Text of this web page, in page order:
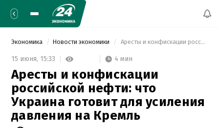
Экономика Новости экономики Аресты и конфискации российской нефти: что Украина готовит для усиления давления на Кремль
15 июня, 15:33 4 мин
Аресты и конфискации
российской нефти: что
Украина готовит для усиления
давления на Кремль